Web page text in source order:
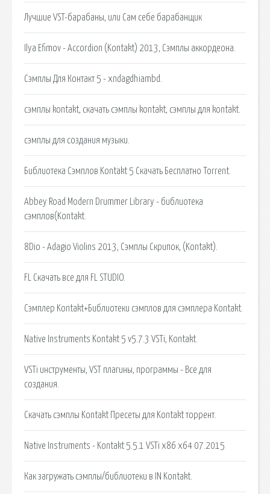
Лучшие VST-барабаны, или Сам себе барабанщик
Ilya Efimov - Accordion (Kontakt) 2013, Сэмплы аккордеона.
Сэмплы Для Контакт 5 - xndagdhiambd.
сэмплы kontakt, скачать сэмплы kontakt, сэмплы для kontakt.
сэмплы для создания музыки.
Библиотека Сэмплов Kontakt 5 Скачать Бесплатно Torrent.
Abbey Road Modern Drummer Library - библиотека
сэмплов(Kontakt.
8Dio - Adagio Violins 2013, Сэмплы Скрипок, (Kontakt).
FL Скачать все для FL STUDIO.
Сэмплер Kontakt+Библиотеки сэмплов для сэмплера Kontakt.
Native Instruments Kontakt 5 v5.7.3 VSTi, Kontakt.
VSTi инструменты, VST плагины, программы - Все для
создания.
Cкачать сэмплы Kontakt Пресеты для Kontakt торрент.
Native Instruments - Kontakt 5.5.1 VSTi x86 x64 07.2015
Как загружать сэмплы/библиотеки в IN Kontakt.